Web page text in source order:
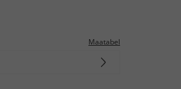
Maatabel